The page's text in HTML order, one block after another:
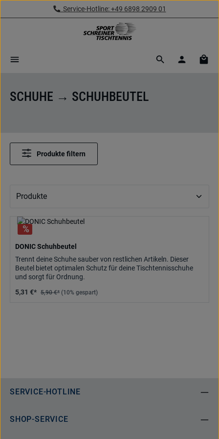
Zum Hauptinhalt springenService-Hotline: +49 6898 2909 01
SCHUHE → SCHUHBEUTEL
Produkte filtern
DONIC Schuhbeutel
Trennt deine Schuhe sauber von restlichen Artikeln. Dieser
Beutel bietet optimalen Schutz für deine Tischtennisschuhe
und sorgt für Ordnung.
5,31 €* 5,90 €* (10% gespart)
SERVICE-HOTLINE
SHOP-SERVICE